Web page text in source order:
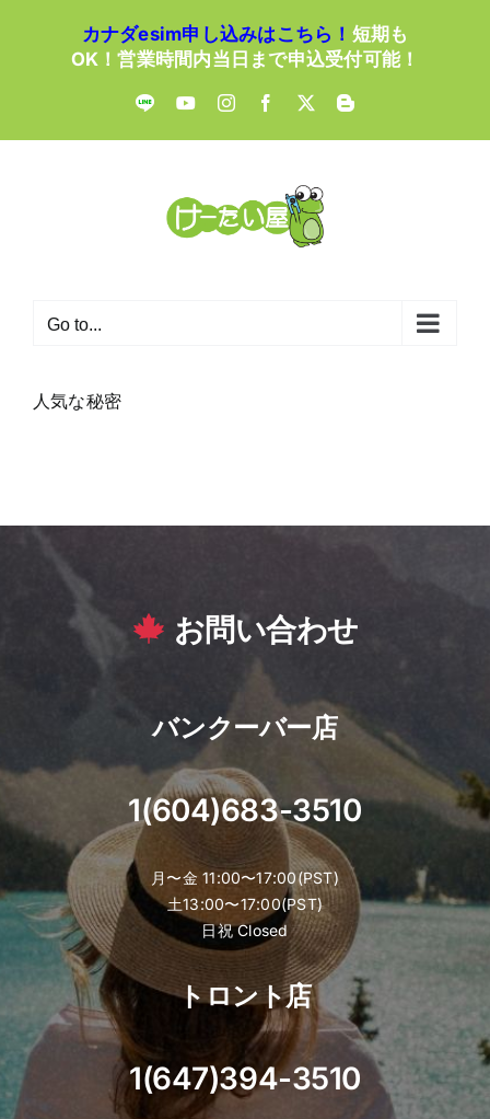
カナダesim申し込みはこちら！ 短期も
OK！営業時間内当日まで申込受付可能！
LINE YouTubeInstagramFacebook
X Blogger
Go to...
人気な秘密
お問い合わせ
バンクーバー店
1(604)683-3510
月〜金 11:00〜17:00(PST)
土13:00〜17:00(PST)
日祝 Closed
トロント店
1(647)394-3510